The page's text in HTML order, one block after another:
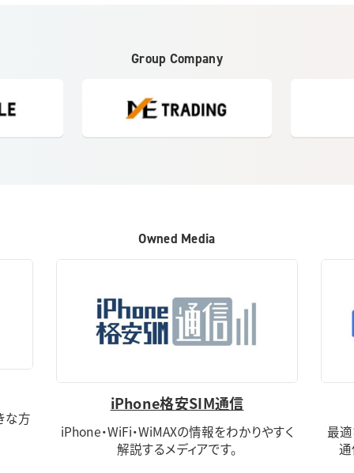
Group Company
Owned Media
な方
iPhone格安SIM通信
iPhone・WiFi・WiMAXの情報をわかりやすく
解説するメディアです。
最
通